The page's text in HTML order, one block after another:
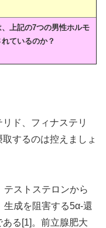
上記の7つの男性ホルモ
ているのか？
ド、フィナステリ
するのは控えましょ
テストステロンから
成を阻害する5α-還
る[1]。前立腺肥大